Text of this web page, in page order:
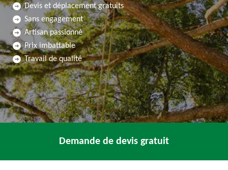
Devis et déplacement gratuits
Sans engagement
Artisan passionné
Prix imbattable
Travail de qualité
Demande de devis gratuit